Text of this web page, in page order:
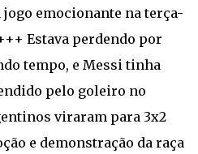
emocionante na terça-
Estava perdendo por
tempo, e Messi tinha
pelo goleiro no
viraram para 3x2
e demonstração da raça